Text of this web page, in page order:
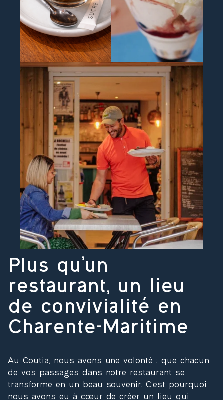
Plus qu’un
restaurant, un lieu
de convivialité en
Charente-Maritime
Au Coutia, nous avons une volonté : que chacun
de vos passages dans notre restaurant se
transforme en un beau souvenir. C’est pourquoi
nous avons eu à cœur de créer un lieu qui